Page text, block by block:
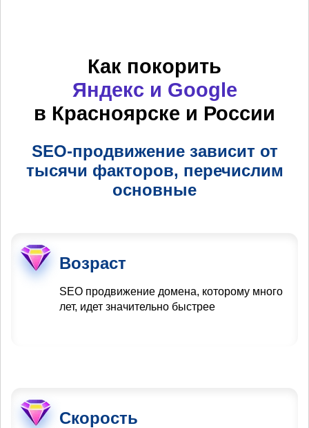
Как покорить
Яндекс и Google
в Красноярске и России
SEO-продвижение зависит от
тысячи факторов, перечислим
основные
Возраст
SEO продвижение домена, которому много
лет, идет значительно быстрее
Скорость